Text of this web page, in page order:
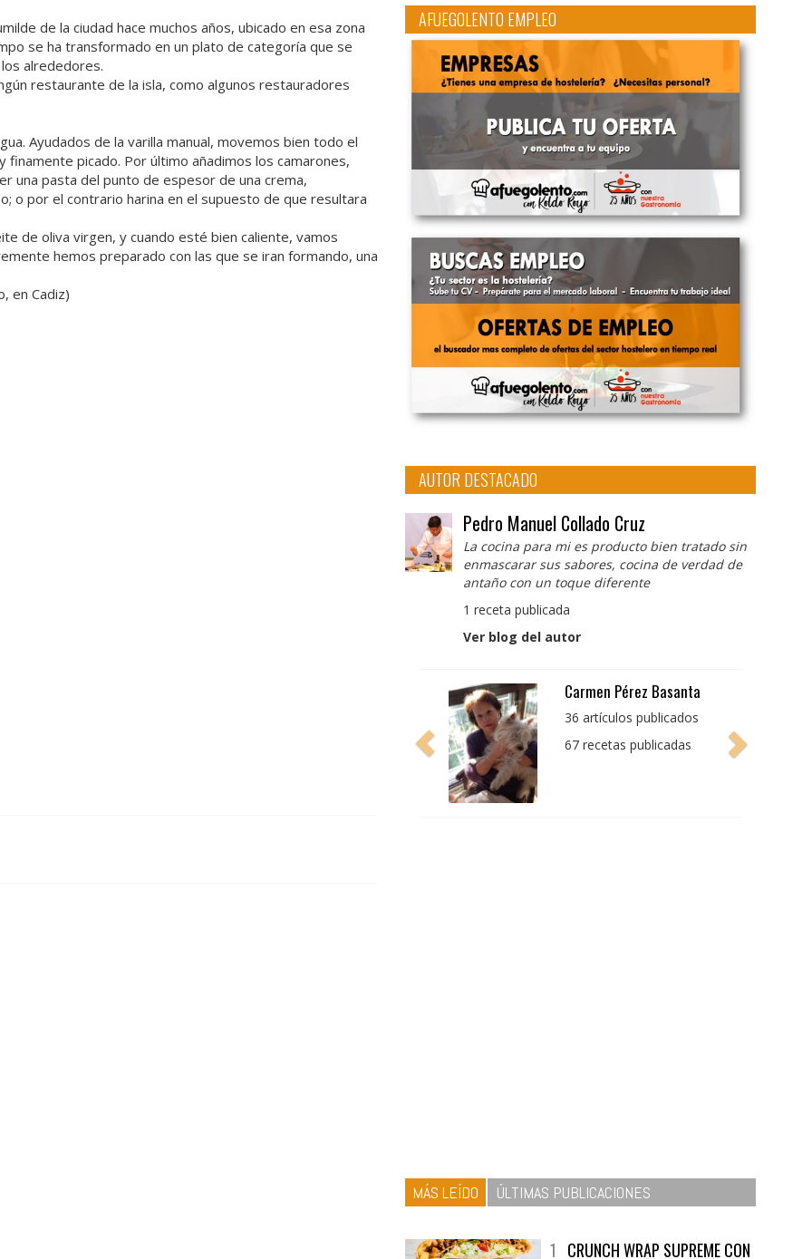
de la ciudad hace muchos años, ubicado en esa zona
se ha transformado en un plato de categoría que se
alrededores.
restaurante de la isla, como algunos restauradores
Ayudados de la varilla manual, movemos bien todo el
picado. Por último añadimos los camarones,
una pasta del punto de espesor de una crema,
o por el contrario harina en el supuesto de que resultara
de oliva virgen, y cuando esté bien caliente, vamos
hemos preparado con las que se iran formando, una
en Cadiz)
AFUEGOLENTO EMPLEO
AUTOR DESTACADO
Pedro Manuel Collado Cruz
La cocina para mi es producto bien tratado sin
enmascarar sus sabores, cocina de verdad de
antaño con un toque diferente
1 receta publicada
Ver blog del autor
Carmen Pérez Basanta
36 artículos publicados
67 recetas publicadas
MÁS LEÍDO ÚLTIMAS PUBLICACIONES
1 CRUNCH WRAP SUPREME CON